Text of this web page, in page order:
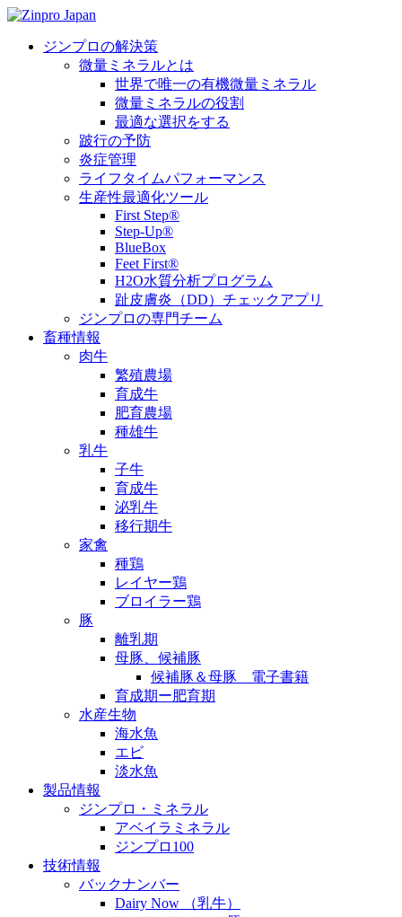
ジンプロの解決策
微量ミネラルとは
世界で唯一の有機微量ミネラル
微量ミネラルの役割
最適な選択をする
跛行の予防
炎症管理
ライフタイムパフォーマンス
生産性最適化ツール
First Step®
Step-Up®
BlueBox
Feet First®
H2O水質分析プログラム
趾皮膚炎（DD）チェックアプリ
ジンプロの専門チーム
畜種情報
肉牛
繁殖農場
育成牛
肥育農場
種雄牛
乳牛
子牛
育成牛
泌乳牛
移行期牛
家禽
種鶏
レイヤー鶏
ブロイラー鶏
豚
離乳期
母豚、候補豚
候補豚＆母豚 電子書籍
育成期ー肥育期
水産生物
海水魚
エビ
淡水魚
製品情報
ジンプロ・ミネラル
アベイラミネラル
ジンプロ100
技術情報
バックナンバー
Dairy Now （乳牛）